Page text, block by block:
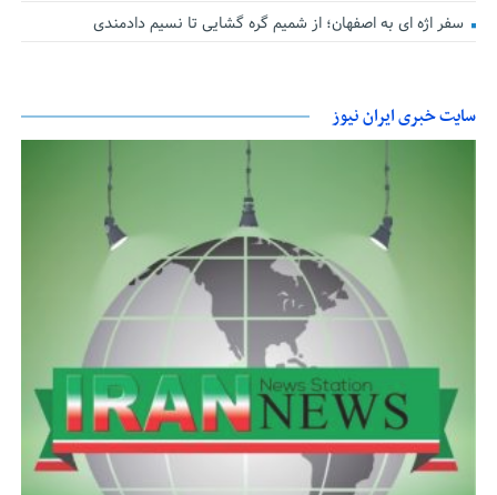
سفر اژه ای به اصفهان؛ از شمیم گره گشایی تا نسیم دادمندی
سایت خبری ایران نیوز